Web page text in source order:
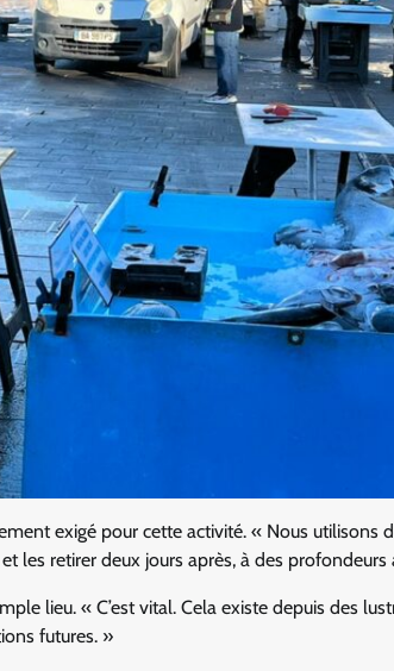
exigé pour cette activité. « Nous utilisons
les retirer deux jours après, à des
lieu. « C’est vital. Cela existe depuis des
futures. »